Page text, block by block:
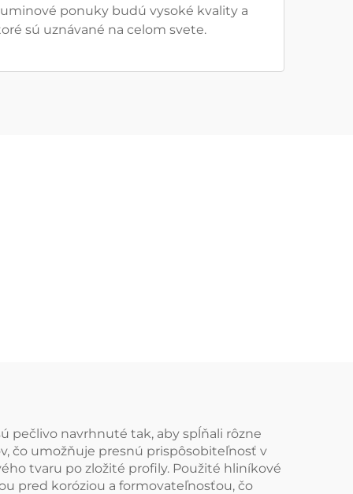
ponuky budú vysoké kvality a
sú uznávané na celom svete.
pečlivo navrhnuté tak, aby spĺňali rôzne
čo umožňuje presnú prispôsobiteľnosť v
tvaru po zložité profily. Použité hliníkové
pred koróziou a formovateľnosťou, čo